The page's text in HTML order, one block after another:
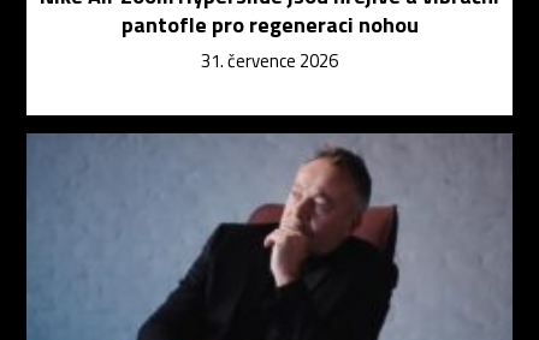
pantofle pro regeneraci nohou
31. července 2026